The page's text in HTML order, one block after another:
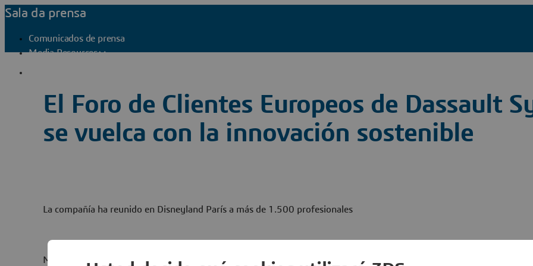
Sala da prensa
Comunicados de prensa
Media Resources
El Foro de Clientes Europeos de Dassault
se vuelca con la innovación sostenible
La compañía ha reunido en Disneyland París a más de 1.500 profesionales
Madrid, 13 de diciembre de 2011
. Más de 1.550 personas han acudido a la última